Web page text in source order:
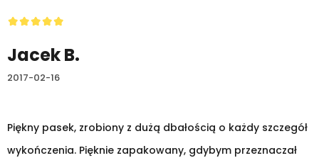
Jacek B.
2017-02-16
Piękny pasek, zrobiony z dużą dbałością o każdy szczegół
wykończenia. Pięknie zapakowany, gdybym przeznaczał